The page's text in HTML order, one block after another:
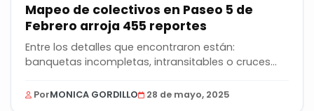
Mapeo de colectivos en Paseo 5 de
Febrero arroja 455 reportes
Entre los detalles que encontraron están:
banquetas incompletas, intransitables o cruces
PorMONICA GORDILLO 28 de mayo, 2025